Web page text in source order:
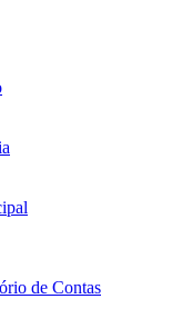
de Contas